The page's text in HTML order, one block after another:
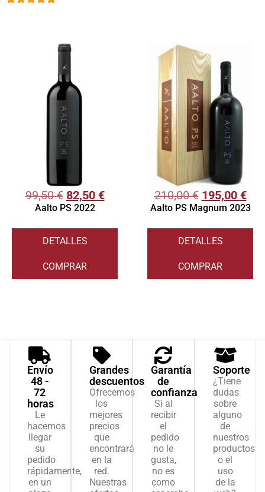
99,50€ 82,50 €
Aalto PS 2022
DETALLES
COMPRAR
210,00€ 195,00 €
Aalto PS Magnum 2023
DETALLES
COMPRAR
Envío
48 -
72
horas
Le
hacemos
llegar
su
pedido
rápidamente,
en un
Grandes
descuentos
Ofrecemos
los
mejores
precios
que
encontrará
en la
red.
Nuestras
Garantía
de
confianza
Si al
recibir
el
pedido
no le
gusta,
no es
como
Soporte
¿Tiene
dudas
sobre
alguno
de
nuestros
productos
o el
uso
de la